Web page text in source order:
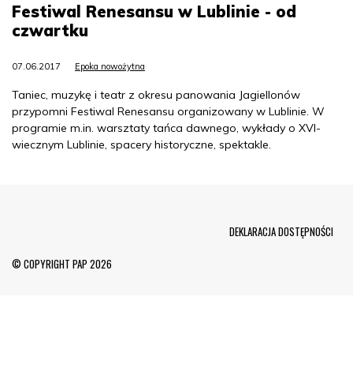
Festiwal Renesansu w Lublinie - od
czwartku
07.06.2017 Epoka nowożytna
Taniec, muzykę i teatr z okresu panowania Jagiellonów
przypomni Festiwal Renesansu organizowany w Lublinie. W
programie m.in. warsztaty tańca dawnego, wykłady o XVI-
wiecznym Lublinie, spacery historyczne, spektakle.
© COPYRIGHT PAP 2026
DEKLARACJA DOSTĘPNOŚCI